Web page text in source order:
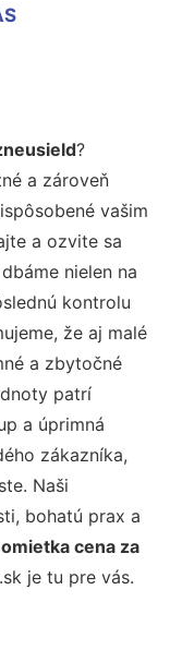
?
a zároveň
vašim
a ozvite sa
nielen na
kontrolu
že aj malé
a zbytočné
patrí
a úprimná
zákazníka,
Naši
bohatú prax a
cena za
je tu pre vás.